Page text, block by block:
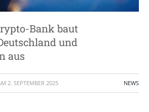
Bank baut
und
aus
2. SEPTEMBER 2025 NEWS